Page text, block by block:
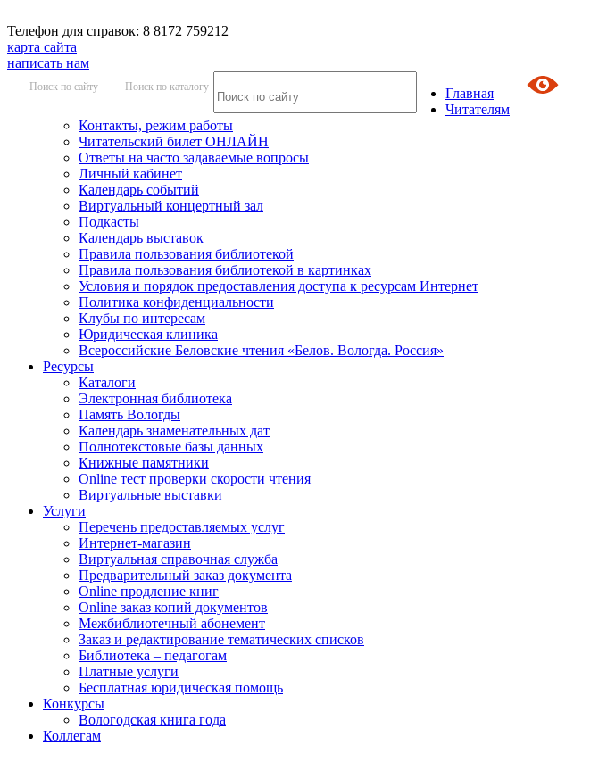
Телефон для справок: 8 8172 759212
карта сайта
написать нам
Поиск по сайту Поиск по каталогу
Главная
Читателям
Контакты, режим работы
Читательский билет ОНЛАЙН
Ответы на часто задаваемые вопросы
Личный кабинет
Календарь событий
Виртуальный концертный зал
Подкасты
Календарь выставок
Правила пользования библиотекой
Правила пользования библиотекой в картинках
Условия и порядок предоставления доступа к ресурсам Интернет
Политика конфиденциальности
Клубы по интересам
Юридическая клиника
Всероссийские Беловские чтения «Белов. Вологда. Россия»
Ресурсы
Каталоги
Электронная библиотека
Память Вологды
Календарь знаменательных дат
Полнотекстовые базы данных
Книжные памятники
Online тест проверки скорости чтения
Виртуальные выставки
Услуги
Перечень предоставляемых услуг
Интернет-магазин
Виртуальная справочная служба
Предварительный заказ документа
Online продление книг
Online заказ копий документов
Межбиблиотечный абонемент
Заказ и редактирование тематических списков
Библиотека – педагогам
Платные услуги
Бесплатная юридическая помощь
Конкурсы
Вологодская книга года
Коллегам